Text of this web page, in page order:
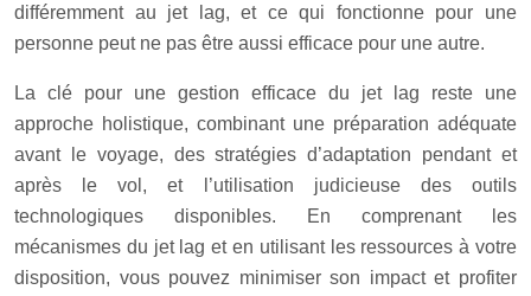
différemment au jet lag, et ce qui fonctionne pour une
personne peut ne pas être aussi efficace pour une autre.
La clé pour une gestion efficace du jet lag reste une
approche holistique, combinant une préparation adéquate
avant le voyage, des stratégies d’adaptation pendant et
après le vol, et l’utilisation judicieuse des outils
technologiques disponibles. En comprenant les
mécanismes du jet lag et en utilisant les ressources à votre
disposition, vous pouvez minimiser son impact et profiter